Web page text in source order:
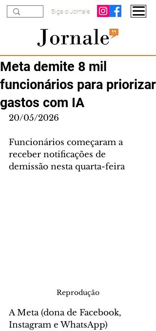
Siga o Jornale
Meta demite 8 mil
funcionários para priorizar
gastos com IA
20/05/2026
Funcionários começaram a
receber notificações de
demissão nesta quarta-feira
Reprodução
A Meta (dona de Facebook,
Instagram e WhatsApp)